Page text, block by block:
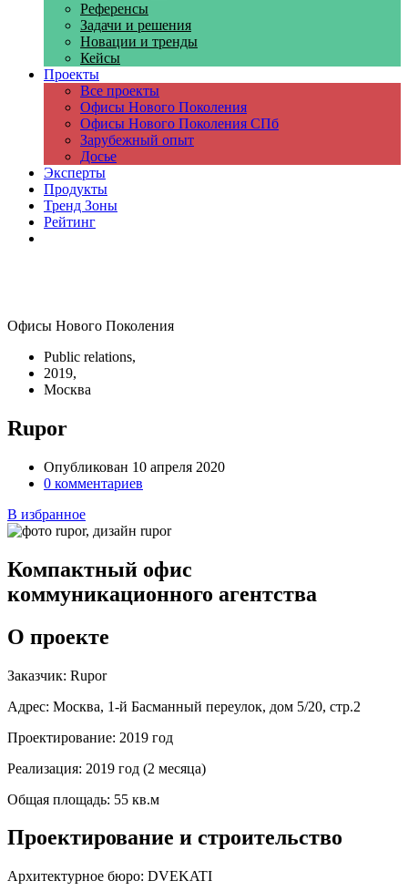
Референсы
Задачи и решения
Новации и тренды
Кейсы
Проекты
Все проекты
Офисы Нового Поколения
Офисы Нового Поколения СПб
Зарубежный опыт
Досье
Эксперты
Продукты
Тренд Зоны
Рейтинг
Офисы Нового Поколения
Public relations,
2019,
Москва
Rupor
Опубликован 10 апреля 2020
0 комментариев
В избранное
Компактный офис
коммуникационного агентства
О проекте
Заказчик: Rupor
Адрес: Москва, 1-й Басманный переулок, дом 5/20, стр.2
Проектирование: 2019 год
Реализация: 2019 год (2 месяца)
Общая площадь: 55 кв.м
Проектирование и строительство
Архитектурное бюро: DVEKATI